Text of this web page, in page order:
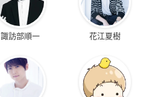
諏訪部順一 花江夏樹